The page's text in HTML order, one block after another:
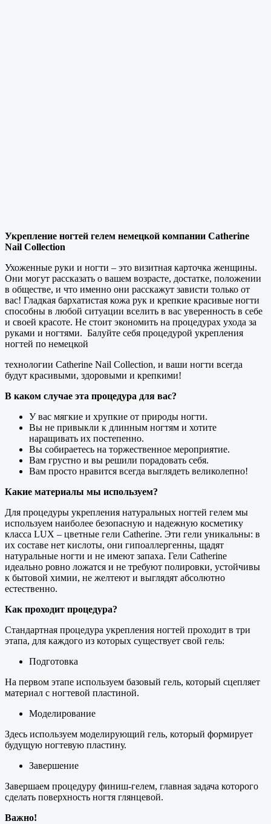
Укрепление ногтей гелем немецкой компании Catherine
Nail Collection
Ухоженные руки и ногти – это визитная карточка женщины.
Они могут рассказать о вашем возрасте, достатке, положении
в обществе, и что именно они расскажут зависти только от
вас! Гладкая бархатистая кожа рук и крепкие красивые ногти
способны в любой ситуации вселить в вас уверенность в себе
и своей красоте. Не стоит экономить на процедурах ухода за
руками и ногтями. Балуйте себя процедурой укрепления
ногтей по немецкой
технологии Catherine Nail Collection, и ваши ногти всегда
будут красивыми, здоровыми и крепкими!
В каком случае эта процедура для вас?
У вас мягкие и хрупкие от природы ногти.
Вы не привыкли к длинным ногтям и хотите
наращивать их постепенно.
Вы собираетесь на торжественное мероприятие.
Вам грустно и вы решили порадовать себя.
Вам просто нравится всегда выглядеть великолепно!
Какие материалы мы используем?
Для процедуры укрепления натуральных ногтей гелем мы
используем наиболее безопасную и надежную косметику
класса LUX – цветные гели Catherine. Эти гели уникальны: в
их составе нет кислоты, они гипоаллергенны, щадят
натуральные ногти и не имеют запаха. Гели Catherine
идеально ровно ложатся и не требуют полировки, устойчивы
к бытовой химии, не желтеют и выглядят абсолютно
естественно.
Как проходит процедура?
Стандартная процедура укрепления ногтей проходит в три
этапа, для каждого из которых существует свой гель:
Подготовка
На первом этапе используем базовый гель, который сцепляет
материал с ногтевой пластиной.
Моделирование
Здесь используем моделирующий гель, который формирует
будущую ногтевую пластину.
Завершение
Завершаем процедуру финиш-гелем, главная задача которого
сделать поверхность ногтя глянцевой.
Важно!